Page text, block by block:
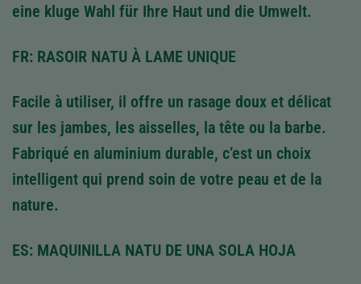
eine kluge Wahl für Ihre Haut und die Umwelt.
FR: RASOIR NATU À LAME UNIQUE
Facile à utiliser, il offre un rasage doux et délicat
sur les jambes, les aisselles, la tête ou la barbe.
Fabriqué en aluminium durable, c’est un choix
intelligent qui prend soin de votre peau et de la
nature.
ES: MAQUINILLA NATU DE UNA SOLA HOJA